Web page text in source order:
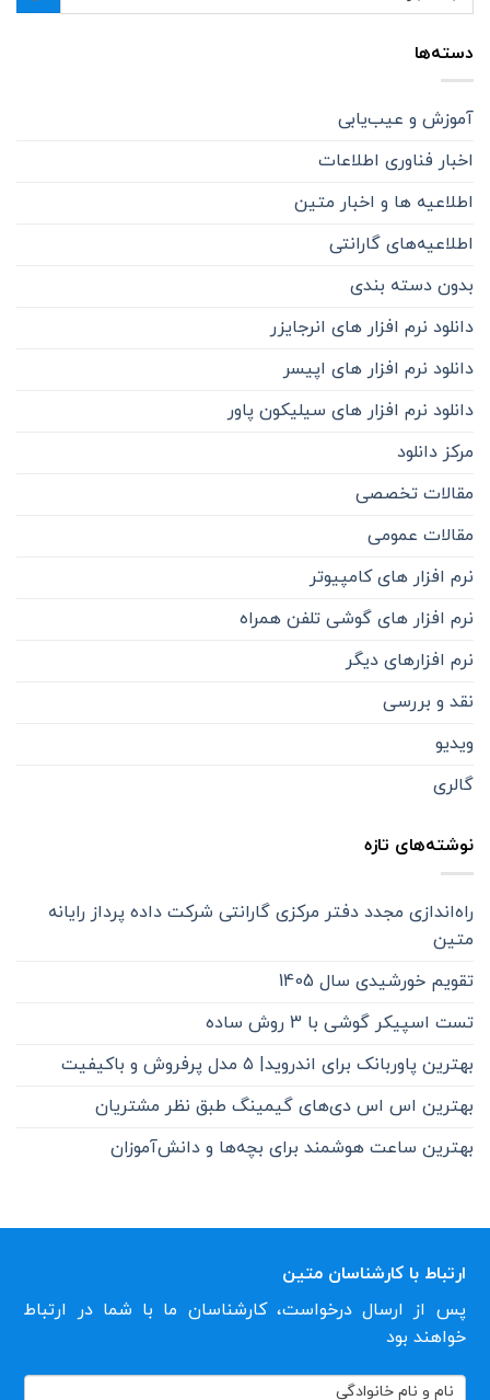
دسته‌ها
آموزش و عیب‌یابی
اخبار فناوری اطلاعات
اطلاعیه ها و اخبار متین
اطلاعیه‌‌های گارانتی
بدون دسته بندی
دانلود نرم افزار های انرجایزر
دانلود نرم افزار های اپیسر
دانلود نرم افزار های سیلیکون پاور
مرکز دانلود
مقالات تخصصی
مقالات عمومی
نرم افزار های کامپیوتر
نرم افزار های گوشی تلفن همراه
نرم افزارهای دیگر
نقد و بررسی
ویدیو
گالری
نوشته‌های تازه
راه‌اندازی مجدد دفتر مرکزی گارانتی شرکت داده پرداز رایانه
متین
تقویم خورشیدی سال 1405
تست اسپیکر گوشی با 3 روش ساده
بهترین پاوربانک برای اندروید| ۵ مدل پرفروش و باکیفیت
بهترین اس اس دی‌های گیمینگ طبق نظر مشتریان
بهترین ساعت هوشمند برای بچه‌ها و دانش‌آموزان
ارتباط با کارشناسان متین
پس از ارسال درخواست، کارشناسان ما با شما در ارتباط
خواهند بود
تماس